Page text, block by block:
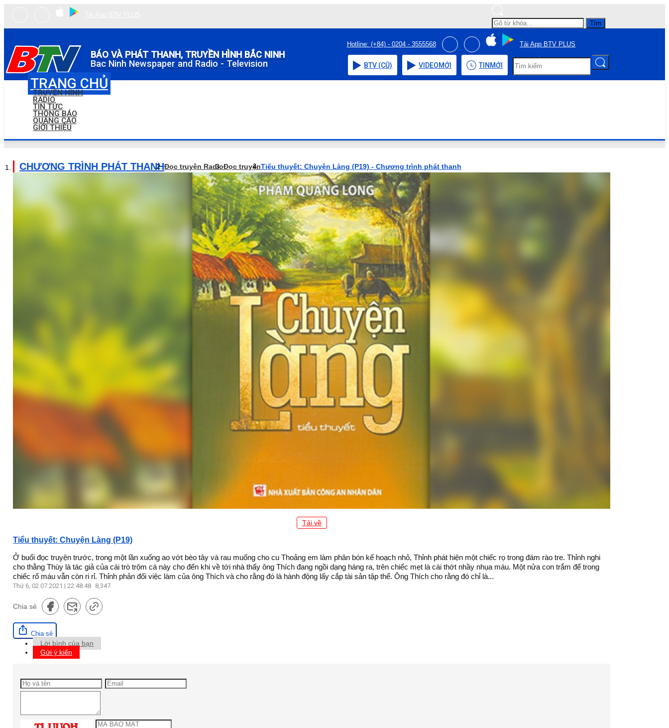
Tìm
BÁO VÀ PHÁT THANH, TRUYỀN HÌNH BẮC NINH
Bac Ninh Newspaper and Radio - Television
Hotline: (+84) - 0204 - 3555568 Tải App BTV PLUS
BTV (CŨ) VIDEOMỚI TIN MỚI
TRANG CHỦ
TRUYỀN HÌNH
RADIO
TIN TỨC
THÔNG BÁO
QUẢNG CÁO
GIỚI THIỆU
CHƯƠNG TRÌNH PHÁT THANHĐọc truyện RadioĐọc truyệnTiểu thuyết: Chuyện Làng (P19) - Chương trình phát thanh
Tải về
Tiểu thuyết: Chuyện Làng (P19)
Ở buổi đọc truyện trước, trong một lần xuống ao vớt bèo tây và rau muống cho cu Thoảng em làm phân bón kế hoạch nhỏ, Thỉnh phát hiện một chiếc rọ trong đám rào tre. Thỉnh nghi
cho thằng Thùy là tác giả của cái trò trộm cá này cho đến khi về tới nhà thấy ông Thích đang ngồi dạng háng ra, trên chiếc mẹt là cái thớt nhầy nhụa máu. Một nửa con trắm để trong
chiếc rổ máu vẫn còn ri rỉ. Thỉnh phản đối việc làm của ông Thích và cho rằng đó là hành động lấy cắp tài sản tập thể. Ông Thích cho rằng đó chỉ là...
Thứ 6, 02.07.2021 | 22:48:48 8,347
Chia sẻ
Chia sẻ
Lời bình của bạn
Gửi ý kiến